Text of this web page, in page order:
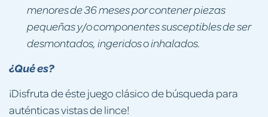
¿Qué es?
¡Disfruta de éste juego clásico de búsqueda para
auténticas vistas de lince!
menores de 36 meses por contener piezas
pequeñas y/o componentes susceptibles de ser
desmontados, ingeridos o inhalados.